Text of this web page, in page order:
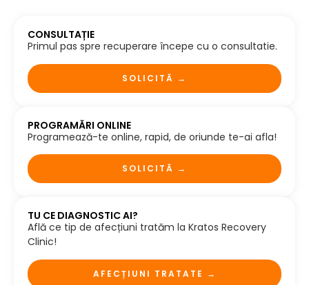
CONSULTAȚIE
Primul pas spre recuperare începe cu o consultatie.
SOLICITĂ →
PROGRAMĂRI ONLINE
Programează-te online, rapid, de oriunde te-ai afla!
SOLICITĂ →
TU CE DIAGNOSTIC AI?
Află ce tip de afecțiuni tratăm la Kratos Recovery
Clinic!
AFECȚIUNI TRATATE →